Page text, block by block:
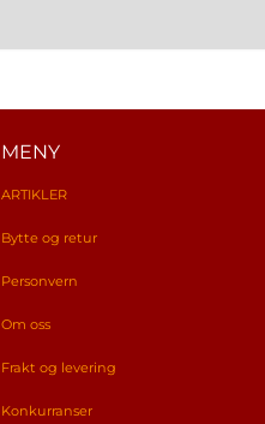
MENY
ARTIKLER
Bytte og retur
Personvern
Om oss
Frakt og levering
Konkurranser